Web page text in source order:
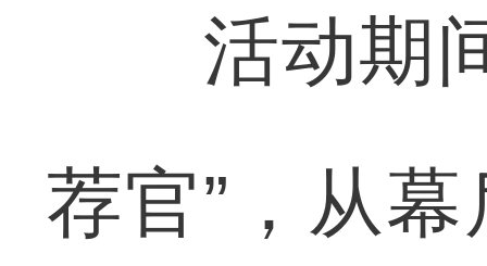
活动期间
荐官”，从